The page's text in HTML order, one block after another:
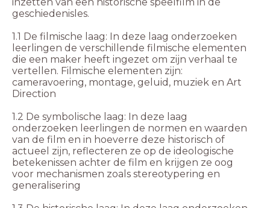
inzetten van een historische speelfilm in de
geschiedenisles.
1.1 De filmische laag: In deze laag onderzoeken
leerlingen de verschillende filmische elementen
die een maker heeft ingezet om zijn verhaal te
vertellen. Filmische elementen zijn:
cameravoering, montage, geluid, muziek en Art
Direction
1.2 De symbolische laag: In deze laag
onderzoeken leerlingen de normen en waarden
van de film en in hoeverre deze historisch of
actueel zijn, reflecteren ze op de ideologische
betekenissen achter de film en krijgen ze oog
voor mechanismen zoals stereotypering en
generalisering